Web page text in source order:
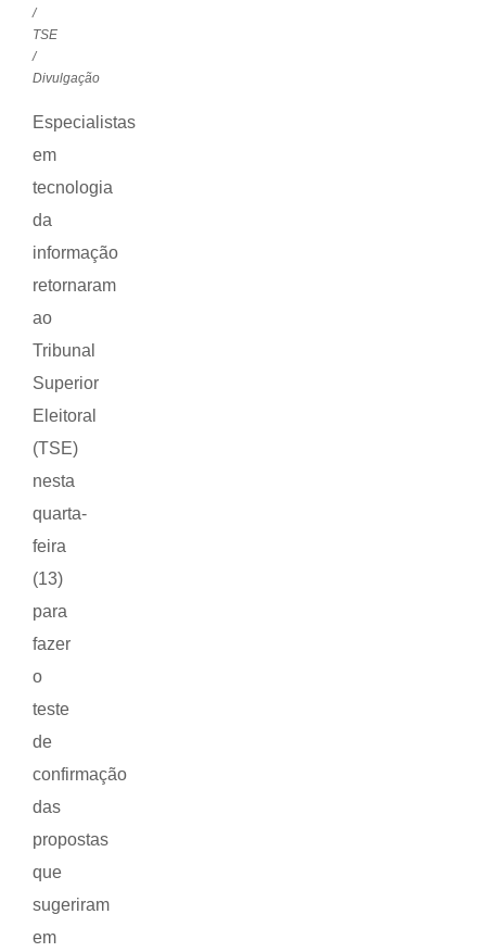
/
TSE
/
Divulgação
Especialistas
em
tecnologia
da
informação
retornaram
ao
Tribunal
Superior
Eleitoral
(TSE)
nesta
quarta-
feira
(13)
para
fazer
o
teste
de
confirmação
das
propostas
que
sugeriram
em